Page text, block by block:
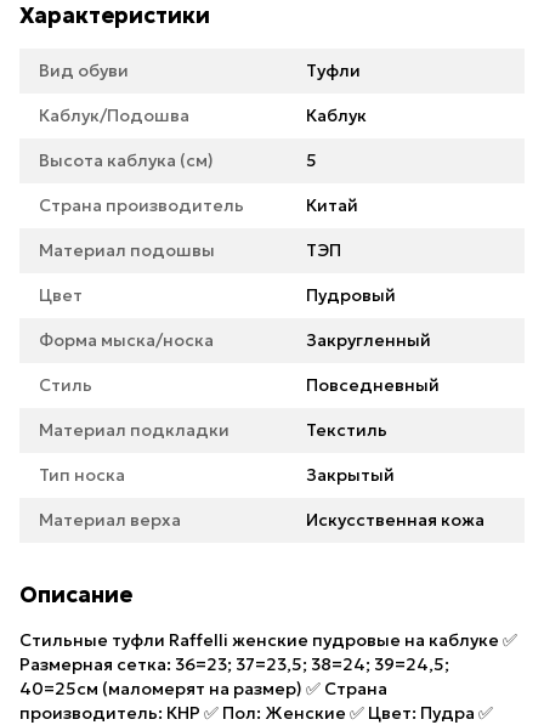
Характеристики
Вид обуви Туфли
Каблук/Подошва Каблук
Высота каблука (см) 5
Страна производитель Китай
Материал подошвы ТЭП
Цвет Пудровый
Форма мыска/носка Закругленный
Стиль Повседневный
Материал подкладки Текстиль
Тип носка Закрытый
Материал верха Искусственная кожа
Описание
Стильные туфли Raffelli женские пудровые на каблуке ✅
Размерная сетка: 36=23; 37=23,5; 38=24; 39=24,5;
40=25см (маломерят на размер) ✅ Страна
производитель: КНР ✅ Пол: Женские ✅ Цвет: Пудра ✅